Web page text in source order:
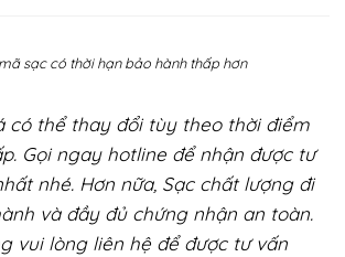
sạc có thời hạn bảo hành thấp hơn
có thể thay đổi tùy theo thời điểm
Gọi ngay hotline để nhận được tư
nhé. Hơn nữa, Sạc chất lượng đi
và đầy đủ chứng nhận an toàn.
vui lòng liên hệ để được tư vấn